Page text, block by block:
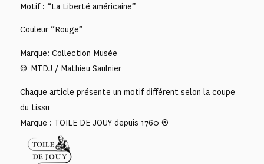
Motif : “La Liberté américaine”
Couleur “Rouge”
Marque: Collection Musée
© MTDJ / Mathieu Saulnier
Chaque article présente un motif différent selon la coupe
du tissu
Marque : TOILE DE JOUY depuis 1760 ®